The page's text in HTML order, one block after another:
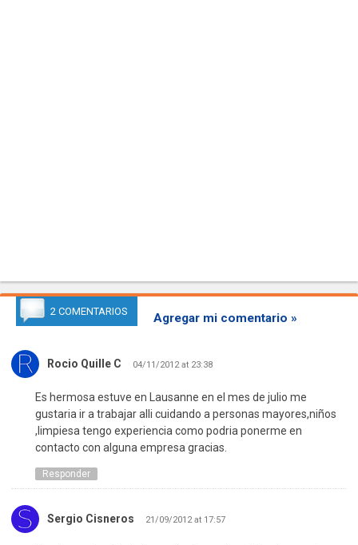
2 COMENTARIOS Agregar mi comentario »
Rocio Quille C 04/11/2012 at 23:38
Es hermosa estuve en Lausanne en el mes de julio me
gustaria ir a trabajar alli cuidando a personas mayores,niños
,limpiesa tengo experiencia como podria ponerme en
contacto con alguna empresa gracias.
Responder
Sergio Cisneros 21/09/2012 at 17:57